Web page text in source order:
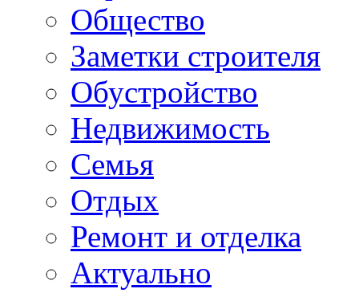
Общество
Заметки строителя
Обустройство
Недвижимость
Семья
Отдых
Ремонт и отделка
Актуально